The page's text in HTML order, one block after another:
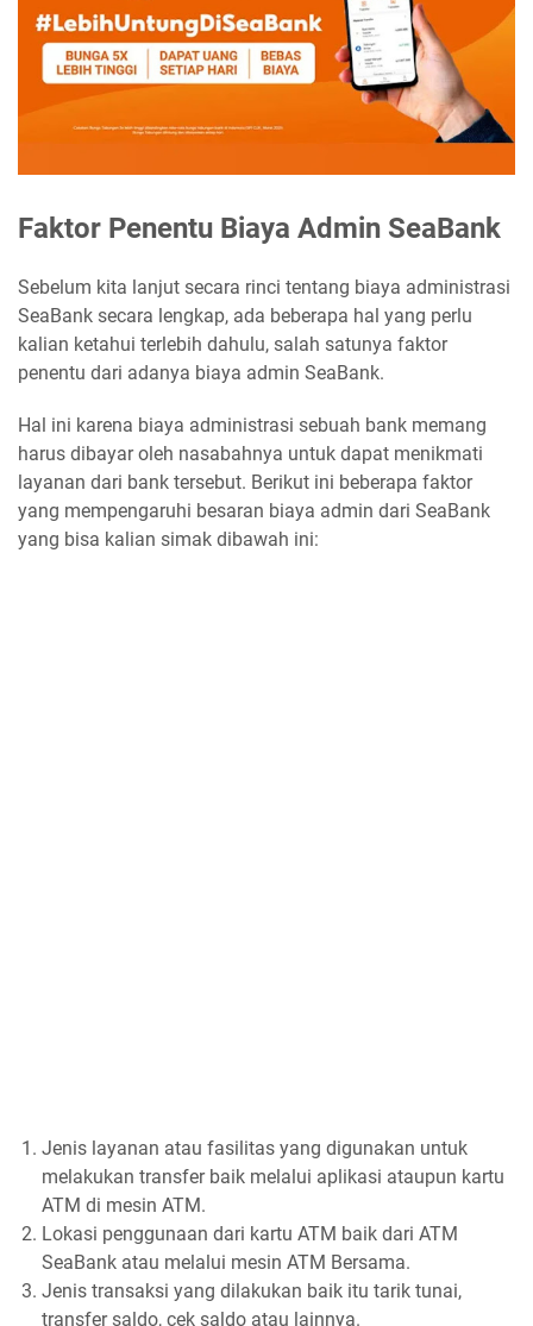
Faktor Penentu Biaya Admin SeaBank
Sebelum kita lanjut secara rinci tentang biaya administrasi
SeaBank secara lengkap, ada beberapa hal yang perlu
kalian ketahui terlebih dahulu, salah satunya faktor
penentu dari adanya biaya admin SeaBank.
Hal ini karena biaya administrasi sebuah bank memang
harus dibayar oleh nasabahnya untuk dapat menikmati
layanan dari bank tersebut. Berikut ini beberapa faktor
yang mempengaruhi besaran biaya admin dari SeaBank
yang bisa kalian simak dibawah ini:
Jenis layanan atau fasilitas yang digunakan untuk
melakukan transfer baik melalui aplikasi ataupun kartu
ATM di mesin ATM.
Lokasi penggunaan dari kartu ATM baik dari ATM
SeaBank atau melalui mesin ATM Bersama.
Jenis transaksi yang dilakukan baik itu tarik tunai,
transfer saldo, cek saldo atau lainnya.